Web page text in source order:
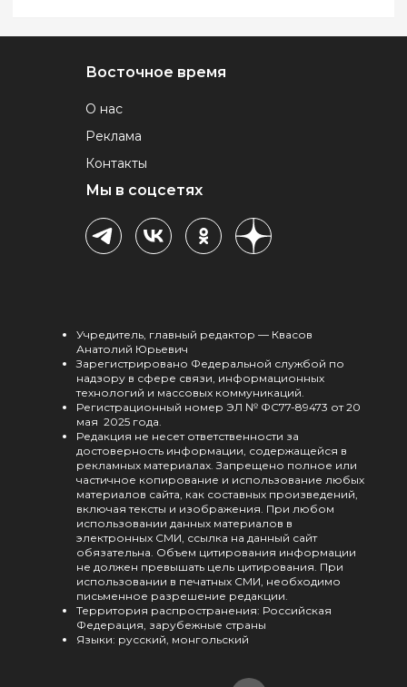
Восточное время
О нас
Реклама
Контакты
Мы в соцсетях
Учредитель, главный редактор — Квасов
Анатолий Юрьевич
Зарегистрировано Федеральной службой по
надзору в сфере связи, информационных
технологий и массовых коммуникаций.
Регистрационный номер ЭЛ № ФС77-89473 от 20
мая 2025 года.
Редакция не несет ответственности за
достоверность информации, содержащейся в
рекламных материалах. Запрещено полное или
частичное копирование и использование любых
материалов сайта, как составных произведений,
включая тексты и изображения. При любом
использовании данных материалов в
электронных СМИ, ссылка на данный сайт
обязательна. Объем цитирования информации
не должен превышать цель цитирования. При
использовании в печатных СМИ, необходимо
письменное разрешение редакции.
Территория распространения: Российская
Федерация, зарубежные страны
Языки: русский, монгольский